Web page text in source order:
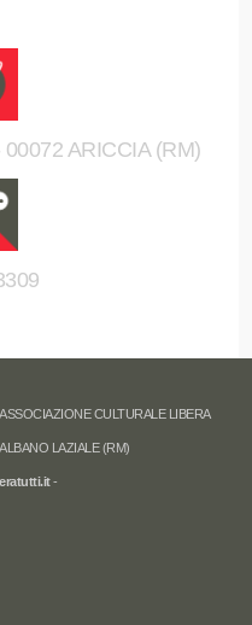
ARICCIA (RM)
CULTURALE LIBERA
LAZIALE (RM)
-